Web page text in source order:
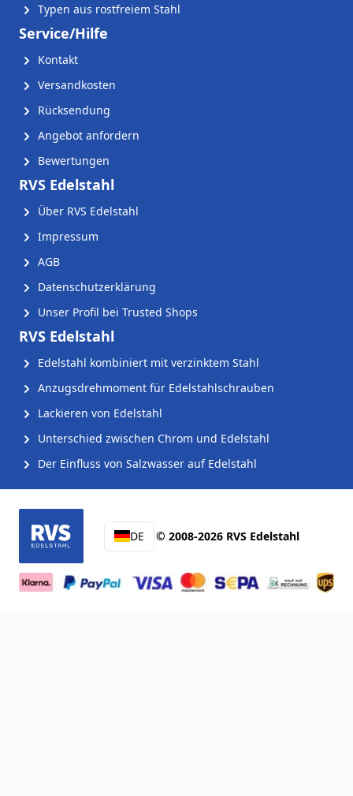
Typen aus rostfreiem Stahl
Service/Hilfe
Kontakt
Versandkosten
Rücksendung
Angebot anfordern
Bewertungen
RVS Edelstahl
Über RVS Edelstahl
Impressum
AGB
Datenschutzerklärung
Unser Profil bei Trusted Shops
RVS Edelstahl
Edelstahl kombiniert mit verzinktem Stahl
Anzugsdrehmoment für Edelstahlschrauben
Lackieren von Edelstahl
Unterschied zwischen Chrom und Edelstahl
Der Einfluss von Salzwasser auf Edelstahl
DE © 2008-2026 RVS Edelstahl